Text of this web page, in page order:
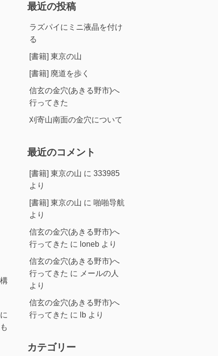
最近の投稿
ラズパイにミニ液晶を付け
る
[書籍] 東京の山
[書籍] 廃道を歩く
信玄の金穴(あきる野市)へ
行ってきた
刈寄山南面の金穴について
最近のコメント
[書籍] 東京の山 に 333985
より
[書籍] 東京の山 に 啪啪导航
より
信玄の金穴(あきる野市)へ
行ってきた に loneb より
信玄の金穴(あきる野市)へ
行ってきた に メールの人
より
信玄の金穴(あきる野市)へ
行ってきた に lb より
カテゴリー